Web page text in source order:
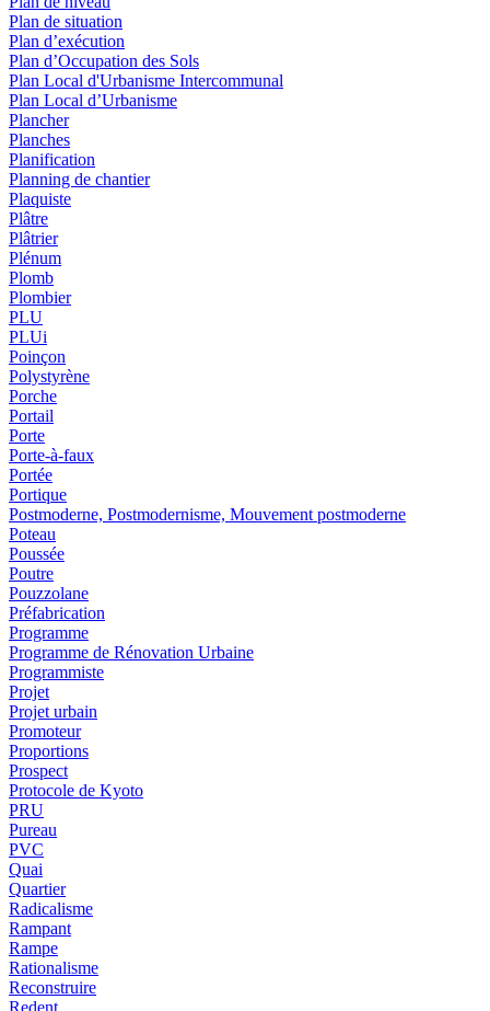
Plan de situation
Plan d’exécution
Plan d’Occupation des Sols
Plan Local d'Urbanisme Intercommunal
Plan Local d’Urbanisme
Plancher
Planches
Planification
Planning de chantier
Plaquiste
Plâtre
Plâtrier
Plénum
Plomb
Plombier
PLU
PLUi
Poinçon
Polystyrène
Porche
Portail
Porte
Porte-à-faux
Portée
Portique
Postmoderne, Postmodernisme, Mouvement postmoderne
Poteau
Poussée
Poutre
Pouzzolane
Préfabrication
Programme
Programme de Rénovation Urbaine
Programmiste
Projet
Projet urbain
Promoteur
Proportions
Prospect
Protocole de Kyoto
PRU
Pureau
PVC
Quai
Quartier
Radicalisme
Rampant
Rampe
Rationalisme
Reconstruire